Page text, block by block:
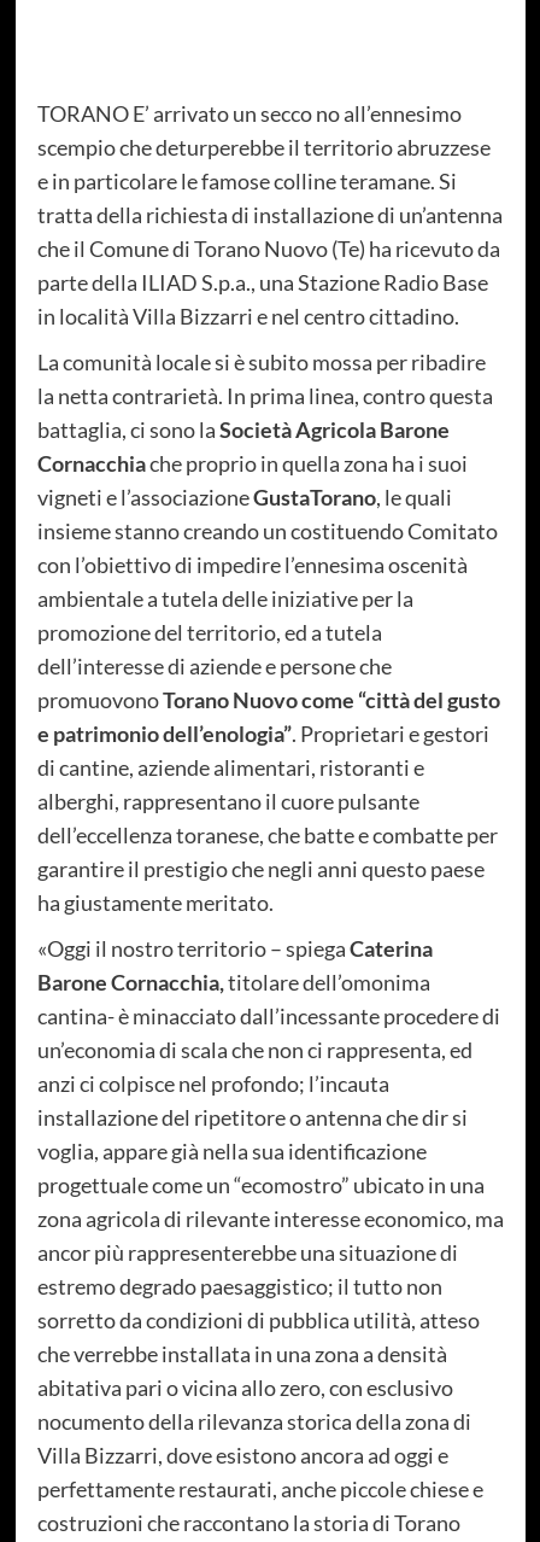
TORANO E’ arrivato un secco no all’ennesimo
scempio che deturperebbe il territorio abruzzese
e in particolare le famose colline teramane. Si
tratta della richiesta di installazione di un’antenna
che il Comune di Torano Nuovo (Te) ha ricevuto da
parte della ILIAD S.p.a., una Stazione Radio Base
in località Villa Bizzarri e nel centro cittadino.
La comunità locale si è subito mossa per ribadire
la netta contrarietà. In prima linea, contro questa
battaglia, ci sono laSocietà Agricola Barone
Cornacchiache proprio in quella zona ha i suoi
vigneti e l’associazioneGustaTorano, le quali
insieme stanno creando un costituendo Comitato
con l’obiettivo di impedire l’ennesima oscenità
ambientale a tutela delle iniziative per la
promozione del territorio, ed a tutela
dell’interesse di aziende e persone che
promuovonoTorano Nuovo come “città del gusto
e patrimonio dell’enologia”. Proprietari e gestori
di cantine, aziende alimentari, ristoranti e
alberghi, rappresentano il cuore pulsante
dell’eccellenza toranese, che batte e combatte per
garantire il prestigio che negli anni questo paese
ha giustamente meritato.
«Oggi il nostro territorio – spiegaCaterina
Barone Cornacchia,titolare dell’omonima
cantina- è minacciato dall’incessante procedere di
un’economia di scala che non ci rappresenta, ed
anzi ci colpisce nel profondo; l’incauta
installazione del ripetitore o antenna che dir si
voglia, appare già nella sua identificazione
progettuale come un “ecomostro” ubicato in una
zona agricola di rilevante interesse economico, ma
ancor più rappresenterebbe una situazione di
estremo degrado paesaggistico; il tutto non
sorretto da condizioni di pubblica utilità, atteso
che verrebbe installata in una zona a densità
abitativa pari o vicina allo zero, con esclusivo
nocumento della rilevanza storica della zona di
Villa Bizzarri, dove esistono ancora ad oggi e
perfettamente restaurati, anche piccole chiese e
costruzioni che raccontano la storia di Torano